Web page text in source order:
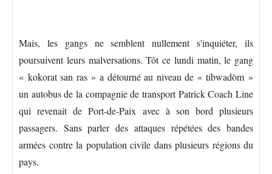
Mais, les gangs ne semblent nullement s'inquiéter, ils
poursuivent leurs malversations. Tôt ce lundi matin, le gang
« kokorat san ras » a détourné au niveau de « tibwadòm »
un autobus de la compagnie de transport Patrick Coach Line
qui revenait de Port-de-Paix avec à son bord plusieurs
passagers. Sans parler des attaques répétées des bandes
armées contre la population civile dans plusieurs régions du
pays.